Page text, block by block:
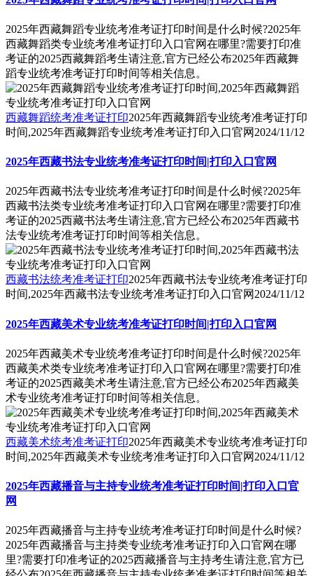
2025年西藏舞蹈专业统考准考证打印时间是什么时候?2025年
西藏舞蹈类专业统考准考证打印入口官网在哪里?需要打印准
考证的2025西藏舞蹈考生请注意,官方已经公布2025年西藏舞
蹈专业统考准考证打印时间等相关信息。
西藏舞蹈统考准考证打印2025年西藏舞蹈专业统考准考证打印
时间,2025年西藏舞蹈专业统考准考证打印入口官网 2024/11/12
2025年西藏书法专业统考准考证打印时间|打印入口官网
2025年西藏书法专业统考准考证打印时间是什么时候?2025年
西藏书法类专业统考准考证打印入口官网在哪里?需要打印准
考证的2025西藏书法考生请注意,官方已经公布2025年西藏书
法专业统考准考证打印时间等相关信息。
西藏书法统考准考证打印2025年西藏书法专业统考准考证打印
时间,2025年西藏书法专业统考准考证打印入口官网 2024/11/12
2025年西藏美术专业统考准考证打印时间|打印入口官网
2025年西藏美术专业统考准考证打印时间是什么时候?2025年
西藏美术类专业统考准考证打印入口官网在哪里?需要打印准
考证的2025西藏美术考生请注意,官方已经公布2025年西藏美
术专业统考准考证打印时间等相关信息。
西藏美术统考准考证打印2025年西藏美术专业统考准考证打印
时间,2025年西藏美术专业统考准考证打印入口官网 2024/11/12
2025年西藏播音与主持专业统考准考证打印时间|打印入口官
网
2025年西藏播音与主持专业统考准考证打印时间是什么时候?
2025年西藏播音与主持类专业统考准考证打印入口官网在哪
里?需要打印准考证的2025西藏播音与主持考生请注意,官方已